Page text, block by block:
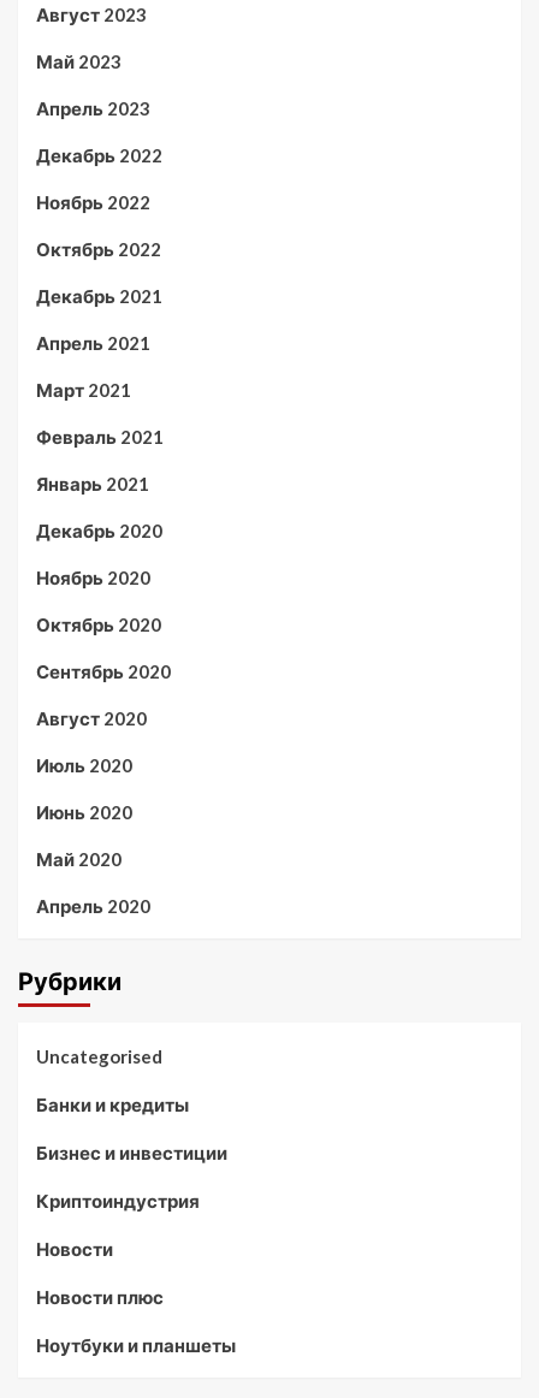
Август 2023
Май 2023
Апрель 2023
Декабрь 2022
Ноябрь 2022
Октябрь 2022
Декабрь 2021
Апрель 2021
Март 2021
Февраль 2021
Январь 2021
Декабрь 2020
Ноябрь 2020
Октябрь 2020
Сентябрь 2020
Август 2020
Июль 2020
Июнь 2020
Май 2020
Апрель 2020
Рубрики
Uncategorised
Банки и кредиты
Бизнес и инвестиции
Криптоиндустрия
Новости
Новости плюс
Ноутбуки и планшеты